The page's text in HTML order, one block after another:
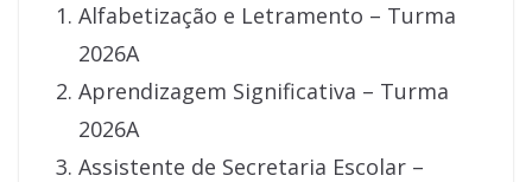
Alfabetização e Letramento – Turma
2026A
Aprendizagem Significativa – Turma
2026A
Assistente de Secretaria Escolar –